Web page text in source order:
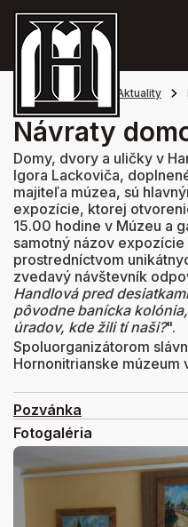
Hlavná stránka Aktuality
Návraty
Domy, dvory a uličky v
Igora Lackoviča,
majiteľa múzea, sú
expozície, ktorej
15.00 hodine v Múzeu a
samotný názov
prostredníctvom
zvedavý návštevník
Handlová pred
pôvodne banícka
úradov, kde žili tí naši?".
Spoluorganizátorom
Hornonitrianske múzeum
Pozvánka
Fotogaléria